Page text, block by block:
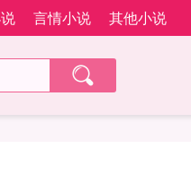
言情小说 其他小说